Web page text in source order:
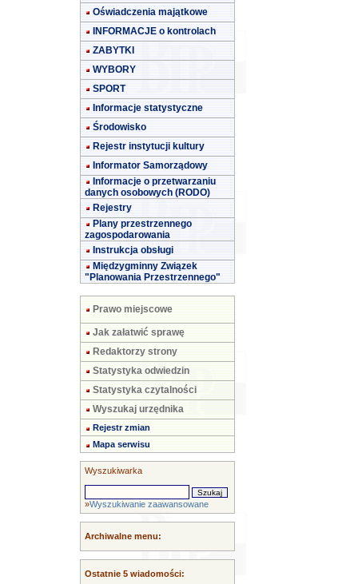
Oświadczenia majątkowe
INFORMACJE o kontrolach
ZABYTKI
WYBORY
SPORT
Informacje statystyczne
Środowisko
Rejestr instytucji kultury
Informator Samorządowy
Informacje o przetwarzaniu
danych osobowych (RODO)
Rejestry
Plany przestrzennego
zagospodarowania
Instrukcja obsługi
Międzygminny Związek
"Planowania Przestrzennego"
Prawo miejscowe
Jak załatwić sprawę
Redaktorzy strony
Statystyka odwiedzin
Statystyka czytalności
Wyszukaj urzędnika
Rejestr zmian
Mapa serwisu
Wyszukiwarka
»Wyszukiwanie zaawansowane
Archiwalne menu:
Ostatnie 5 wiadomości: